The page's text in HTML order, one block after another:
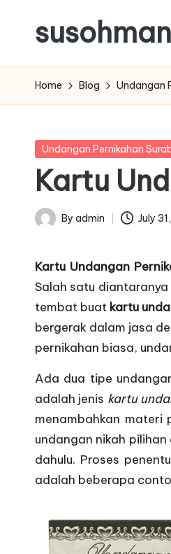
contentHome Blog Undangan
Posted
Undangan Pernikahan
Kartu
Posted
By admin July
Kartu Undangan
Salah satu
tembat buat kartu
bergerak dalam jasa
pernikahan biasa,
Ada dua tipe
adalah jenis kartu
menambahkan materi
undangan nikah
dahulu. Proses
adalah beberapa